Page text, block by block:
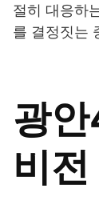
절히 대응하
를 결정짓는
광
비전